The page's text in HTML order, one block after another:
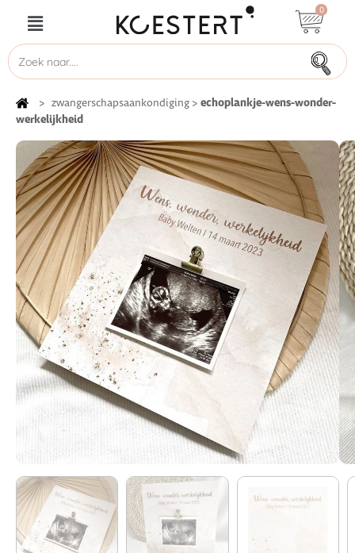
0
> zwangerschapsaankondiging > echoplankje-wens-wonder-
werkelijkheid